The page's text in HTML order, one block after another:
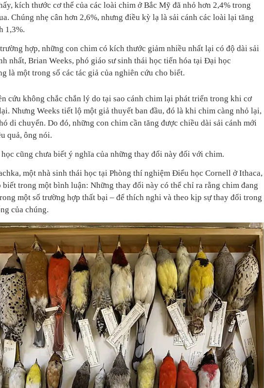
kích thước cơ thể của các loài chim ở Bắc Mỹ đã nhỏ hơn 2,4% trong
Chúng nhẹ cân hơn 2,6%, nhưng điều kỳ lạ là sải cánh các loài lại tăng
1,3%.
hợp, những con chim có kích thước giảm nhiều nhất lại có độ dài sải
nhất, Brian Weeks, phó giáo sư sinh thái học tiến hóa tại Đại học
là một trong số các tác giả của nghiên cứu cho biết.
cứu không chắc chắn lý do tại sao cánh chim lại phát triển trong khi cơ
Nhưng Weeks tiết lộ một giả thuyết ban đầu, đó là khi chim càng nhỏ lại,
di chuyển. Do đó, những con chim cần tăng được chiều dài sải cánh mới
quả, ông nói.
học cũng chưa biết ý nghĩa của những thay đổi này đối với chim.
một nhà sinh thái học tại Phòng thí nghiệm Điểu học Cornell ở Ithaca,
biết trong một bình luận: Những thay đổi này có thể chỉ ra rằng chim đang
một số trường hợp thất bại – để thích nghi và theo kịp sự thay đổi trong
của chúng.